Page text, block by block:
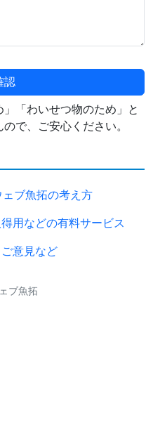
認
「わいせつ物のため」と
で、ご安心ください。
ェブ魚拓の考え方
用などの有料サービス
ご意見など
ブ魚拓